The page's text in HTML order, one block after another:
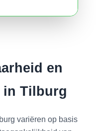
en
in Tilburg
variëren op basis